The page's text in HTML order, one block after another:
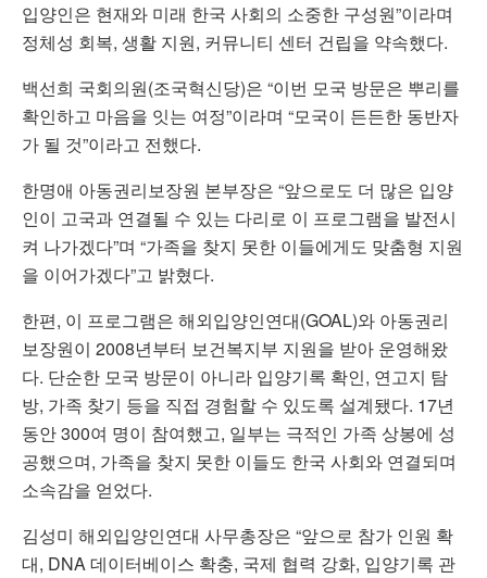
입양인은 현재와 미래 한국 사회의 소중한 구성원”이라며
정체성 회복, 생활 지원, 커뮤니티 센터 건립을 약속했다.
백선희 국회의원(조국혁신당)은 “이번 모국 방문은 뿌리를
확인하고 마음을 잇는 여정”이라며 “모국이 든든한 동반자
가 될 것”이라고 전했다.
한명애 아동권리보장원 본부장은 “앞으로도 더 많은 입양
인이 고국과 연결될 수 있는 다리로 이 프로그램을 발전시
켜 나가겠다”며 “가족을 찾지 못한 이들에게도 맞춤형 지원
을 이어가겠다”고 밝혔다.
한편, 이 프로그램은 해외입양인연대(GOAL)와 아동권리
보장원이 2008년부터 보건복지부 지원을 받아 운영해왔
다. 단순한 모국 방문이 아니라 입양기록 확인, 연고지 탐
방, 가족 찾기 등을 직접 경험할 수 있도록 설계됐다. 17년
동안 300여 명이 참여했고, 일부는 극적인 가족 상봉에 성
공했으며, 가족을 찾지 못한 이들도 한국 사회와 연결되며
소속감을 얻었다.
김성미 해외입양인연대 사무총장은 “앞으로 참가 인원 확
대, DNA 데이터베이스 확충, 국제 협력 강화, 입양기록 관